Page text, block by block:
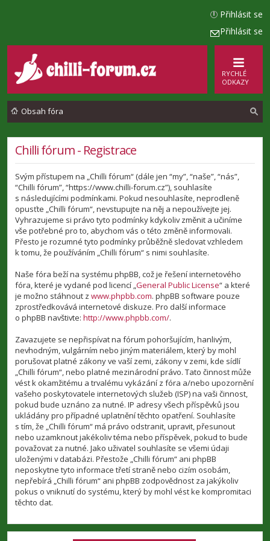
Přihlásit se
Přihlásit se
RYCHLÉ
ODKAZY
Obsah fóra
Chilli fórum - Registrace
Svým přístupem na „Chilli fórum“ (dále jen “my”, “naše”, “nás”,
“Chilli fórum”, “https://www.chilli-forum.cz”), souhlasíte
s následujícími podmínkami. Pokud nesouhlasíte, neprodleně
opusťte „Chilli fórum“, nevstupujte na něj a nepoužívejte jej.
Vyhrazujeme si právo tyto podmínky kdykoliv změnit a učiníme
vše potřebné pro to, abychom vás o této změně informovali.
Přesto je rozumné tyto podmínky průběžně sledovat vzhledem
k tomu, že používáním „Chilli fórum“ s nimi souhlasíte.
Naše fóra beží na systému phpBB, což je řešení internetového
fóra, které je vydané pod licencí „General Public License“ a které
je možno stáhnout z www.phpbb.com. phpBB software pouze
zprostředkovává internetové diskuze. Pro další informace
o phpBB navštivte: http://www.phpbb.com/.
Zavazujete se nepřispívat na fórum pohoršujícím, hanlivým,
nevhodným, vulgárním nebo jiným materiálem, který by mohl
porušovat platné zákony ve vaší zemi, zákony v zemi, kde sídlí
„Chilli fórum“, nebo platné mezinárodní právo. Tato činnost může
vést k okamžitému a trvalému vykázání z fóra a/nebo upozornění
vašeho poskytovatele internetových služeb (ISP) na vaši činnost,
pokud bude uznáno za nutné. IP adresy všech příspěvků jsou
ukládány pro případné uplatnění těchto opatření. Souhlasíte
s tím, že „Chilli fórum“ má právo odstranit, upravit, přesunout
nebo uzamknout jakékoliv téma nebo příspěvek, pokud to bude
považovat za nutné. Jako uživatel souhlasíte se všemi údaji
uloženými v databázi. Přestože „Chilli fórum“ ani phpBB
neposkytne tyto informace třetí straně nebo cizím osobám,
nepřebírá „Chilli fórum“ ani phpBB zodpovědnost za jakýkoliv
pokus o vniknutí do systému, který by mohl vést ke kompromitaci
těchto dat.